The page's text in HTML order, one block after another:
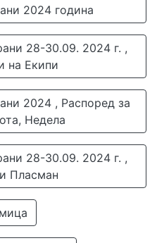
2024 година
28-30.09. 2024 г. ,
на Екипи
2024 , Распоред за
Недела
28-30.09. 2024 г. ,
Пласман